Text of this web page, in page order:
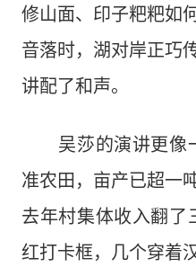
修山面、印子粑粑如
音落时，湖对岸正巧
讲配了和声。
吴莎的演讲更像
准农田，亩产已超一
去年村集体收入翻了
红打卡框，几个穿着